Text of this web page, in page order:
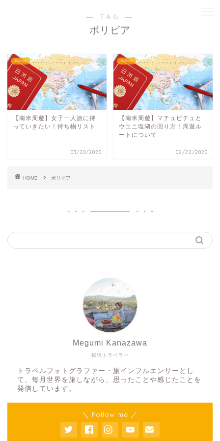
― TAG ―
ボリビア
Bolivia
【南米周遊】女子一人旅に持
っていきたい！持ち物リスト
03/20/2020
Bolivia
【南米周遊】マチュピチュと
ウユニ塩湖の回り方！周遊ル
ートについて
02/22/2020
HOME ボリビア
秘境トラベラー
Megumi Kanazawa
トラベルフォトグラファー・旅インフルエンサーとし
て、毎月世界を旅しながら、思ったことや感じたことを
発信しています。
＼ Follow me ／